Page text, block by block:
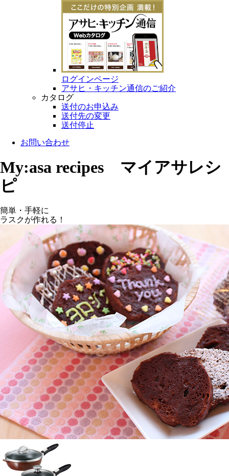
ログインページ
アサヒ・キッチン通信のご紹介
カタログ
送付のお申込み
送付先の変更
送付停止
お問い合わせ
My:asa recipes マイアサレシ
ピ
簡単・手軽に
ラスクが作れる！